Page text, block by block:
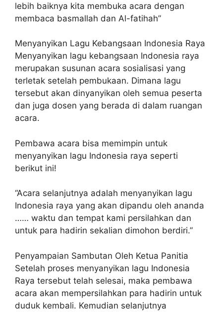
lebih baiknya kita membuka acara dengan
membaca basmallah dan Al-fatihah”
Menyanyikan Lagu Kebangsaan Indonesia Raya
Menyanyikan lagu kebangsaan Indonesia raya
merupakan susunan acara sosialisasi yang
terletak setelah pembukaan. Dimana lagu
tersebut akan dinyanyikan oleh semua peserta
dan juga dosen yang berada di dalam ruangan
acara.
Pembawa acara bisa memimpin untuk
menyanyikan lagu Indonesia raya seperti
berikut ini!
“Acara selanjutnya adalah menyanyikan lagu
Indonesia raya yang akan dipandu oleh ananda
…… waktu dan tempat kami persilahkan dan
untuk para hadirin sekalian dimohon berdiri.”
Penyampaian Sambutan Oleh Ketua Panitia
Setelah proses menyanyikan lagu Indonesia
Raya tersebut telah selesai, maka pembawa
acara akan mempersilahkan para hadirin untuk
duduk kembali. Kemudian selanjutnya